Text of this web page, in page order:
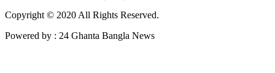
Copyright © 2020 All Rights Reserved.
Powered by : 24 Ghanta Bangla News